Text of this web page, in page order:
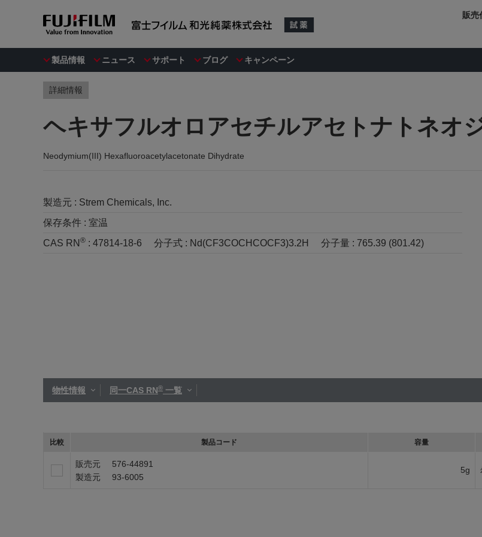
製品情報 ニュース サポート ブログ キャンペーン
販売
詳細情報
ヘキサフルオロアセチルアセトナトネオ
Neodymium(III) Hexafluoroacetylacetonate Dihydrate
製造元 : Strem Chemicals, Inc.
保存条件 : 室温
CAS RN ® : 47814-18-6 分子式 : Nd(CF3COCHCOCF3)3.2H 分子量 : 765.39 (801.42)
物性情報 同一CAS RN® 一覧
比較 製品コード 容量
販売元
576-44891
製造元
93-6005
5g